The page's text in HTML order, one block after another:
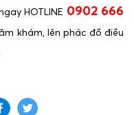
HOTLINE 0902 666
khám, lên phác đồ điều